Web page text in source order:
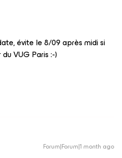
évite le 8/09 après midi si
VUG Paris :-)
Forum|Forum|1 month ago